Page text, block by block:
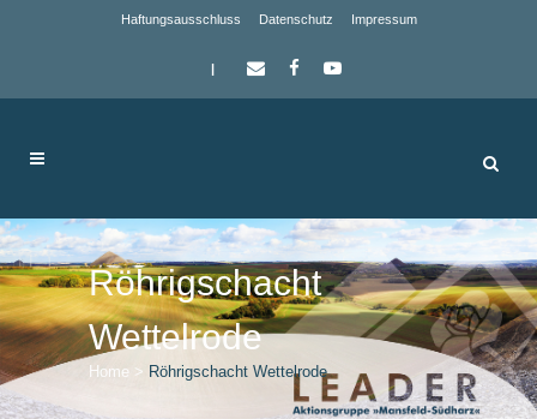
Haftungsausschluss Datenschutz Impressum
|
Röhrigschacht
Wettelrode
Home > Röhrigschacht Wettelrode